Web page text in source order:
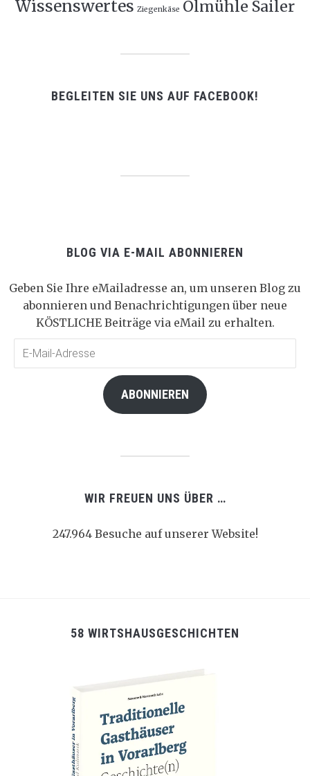
Wissenswertes Ziegenkäse Ölmühle Sailer
BEGLEITEN SIE UNS AUF FACEBOOK!
BLOG VIA E-MAIL ABONNIEREN
Geben Sie Ihre eMailadresse an, um unseren Blog zu
abonnieren und Benachrichtigungen über neue
KÖSTLICHE Beiträge via eMail zu erhalten.
ABONNIEREN
WIR FREUEN UNS ÜBER …
247.964 Besuche auf unserer Website!
58 WIRTSHAUSGESCHICHTEN